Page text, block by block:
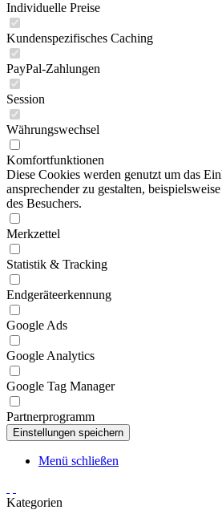
Individuelle Preise
Kundenspezifisches Caching
PayPal-Zahlungen
Session
Währungswechsel
Komfortfunktionen
Diese Cookies werden genutzt um das
ansprechender zu gestalten,
des Besuchers.
Merkzettel
Statistik & Tracking
Endgeräteerkennung
Google Ads
Google Analytics
Google Tag Manager
Partnerprogramm
Menü schließen
Kategorien